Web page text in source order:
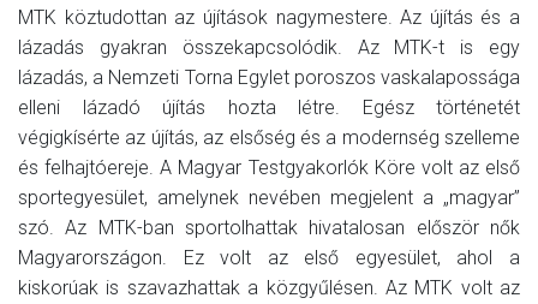
MTK köztudottan az újítások nagymestere. Az újítás és a
lázadás gyakran összekapcsolódik. Az MTK-t is egy
lázadás, a Nemzeti Torna Egylet poroszos vaskalapossága
elleni lázadó újítás hozta létre. Egész történetét
végigkísérte az újítás, az elsőség és a modernség szelleme
és felhajtóereje. A Magyar Testgyakorlók Köre volt az első
sportegyesület, amelynek nevében megjelent a „magyar”
szó. Az MTK-ban sportolhattak hivatalosan először nők
Magyarországon. Ez volt az első egyesület, ahol a
kiskorúak is szavazhattak a közgyűlésen. Az MTK volt az